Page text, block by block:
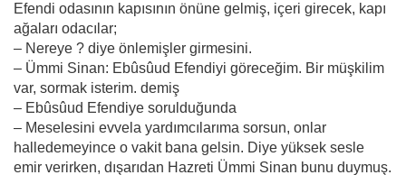
Efendi odasının kapısının önüne gelmiş, içeri girecek, kapı
ağaları odacılar;
– Nereye ? diye önlemişler girmesini.
– Ümmi Sinan: Ebûsûud Efendiyi göreceğim. Bir müşkilim
var, sormak isterim. demiş
– Ebûsûud Efendiye sorulduğunda
– Meselesini evvela yardımcılarıma sorsun, onlar
halledemeyince o vakit bana gelsin. Diye yüksek sesle
emir verirken, dışarıdan Hazreti Ümmi Sinan bunu duymuş.